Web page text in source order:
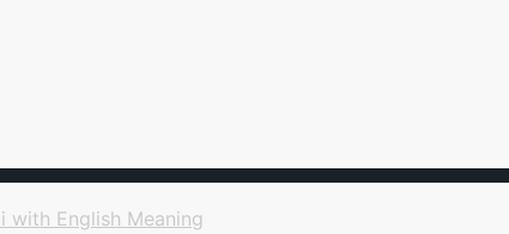
with English Meaning